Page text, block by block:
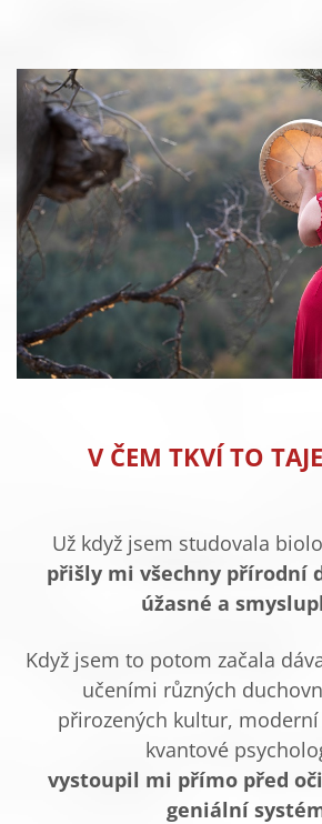
V ČEM TKVÍ TO
Už když jsem studovala
přišly mi všechny přírodní
úžasné a
Když jsem to potom začala
učeními různých
přirozených kultur,
kvantové
vystoupil mi přímo před
geniální